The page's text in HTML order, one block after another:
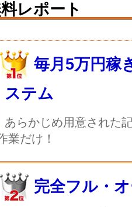
レポート
毎月5万円稼
ステム
あらかじめ用意された
業だけ！
完全フル・